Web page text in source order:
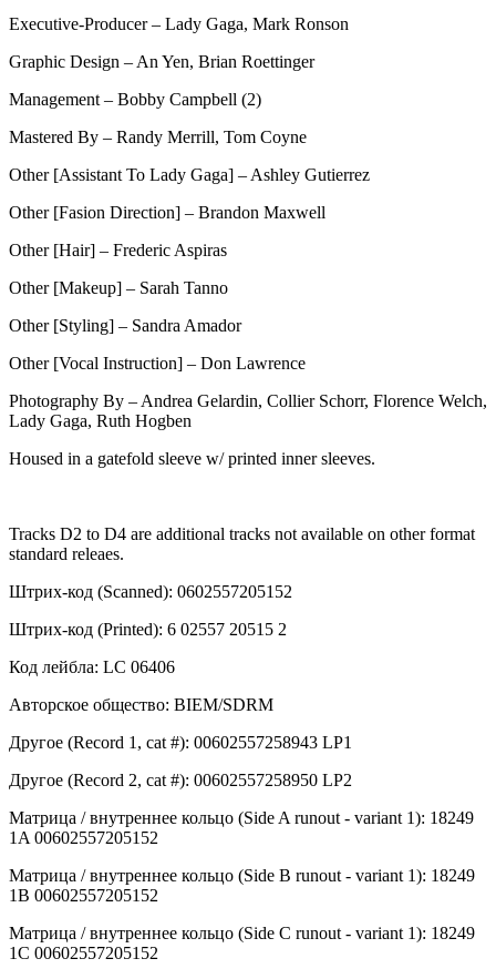
Executive-Producer – Lady Gaga, Mark Ronson
Graphic Design – An Yen, Brian Roettinger
Management – Bobby Campbell (2)
Mastered By – Randy Merrill, Tom Coyne
Other [Assistant To Lady Gaga] – Ashley Gutierrez
Other [Fasion Direction] – Brandon Maxwell
Other [Hair] – Frederic Aspiras
Other [Makeup] – Sarah Tanno
Other [Styling] – Sandra Amador
Other [Vocal Instruction] – Don Lawrence
Photography By – Andrea Gelardin, Collier Schorr, Florence Welch,
Lady Gaga, Ruth Hogben
Housed in a gatefold sleeve w/ printed inner sleeves.
Tracks D2 to D4 are additional tracks not available on other format
standard releaes.
Штрих-код (Scanned): 0602557205152
Штрих-код (Printed): 6 02557 20515 2
Код лейбла: LC 06406
Авторское общество: BIEM/SDRM
Другое (Record 1, cat #): 00602557258943 LP1
Другое (Record 2, cat #): 00602557258950 LP2
Матрица / внутреннее кольцо (Side A runout - variant 1): 18249
1A 00602557205152
Матрица / внутреннее кольцо (Side B runout - variant 1): 18249
1B 00602557205152
Матрица / внутреннее кольцо (Side C runout - variant 1): 18249
1C 00602557205152